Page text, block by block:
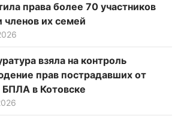
права более 70 участников
их семей
взяла на контроль
прав пострадавших от
БПЛА в Котовске